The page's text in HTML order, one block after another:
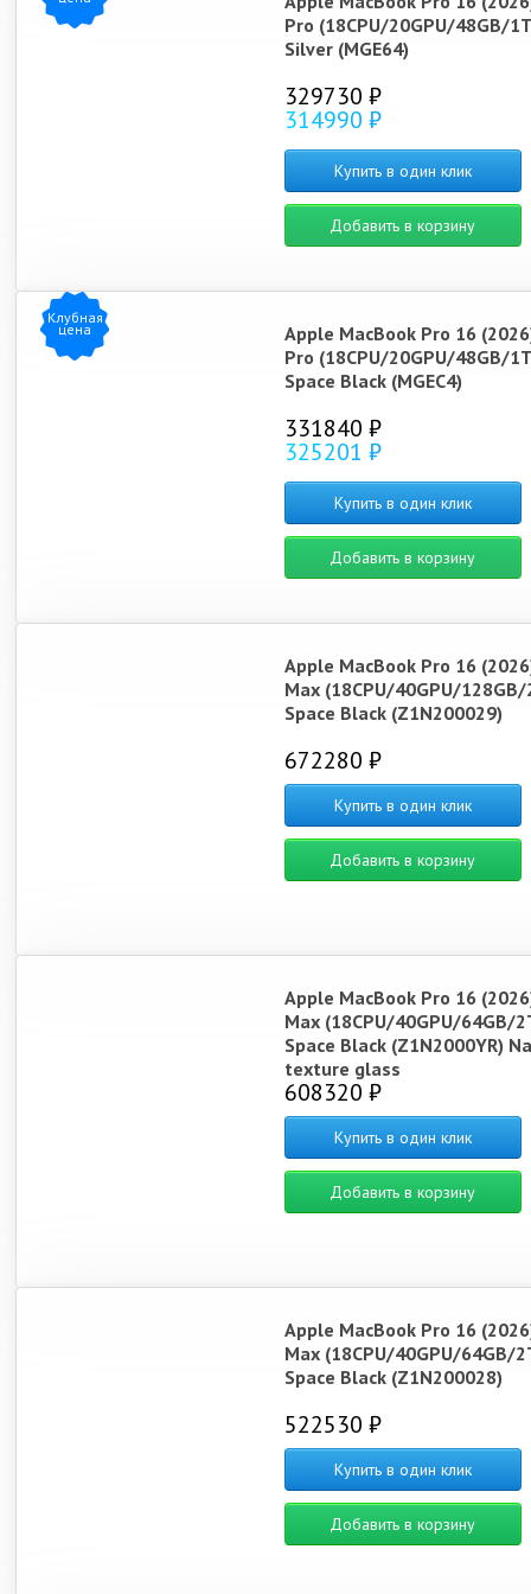
Pro (18CPU/20GPU/48GB/
Silver (MGE64)
329730 ₽
314990 ₽
Купить в один клик
Добавить в корзину
Клубная
цена
Apple MacBook Pro 16
Pro (18CPU/20GPU/48GB/
Space Black (MGEC4)
331840 ₽
325201 ₽
Купить в один клик
Добавить в корзину
Apple MacBook Pro 16
Max (18CPU/40GPU/
Space Black (Z1N200029)
672280 ₽
Купить в один клик
Добавить в корзину
Apple MacBook Pro 16
Max (18CPU/40GPU/64GB/
Space Black (Z1N2000YR)
texture glass
608320 ₽
Купить в один клик
Добавить в корзину
Apple MacBook Pro 16
Max (18CPU/40GPU/64GB/
Space Black (Z1N200028)
522530 ₽
Купить в один клик
Добавить в корзину